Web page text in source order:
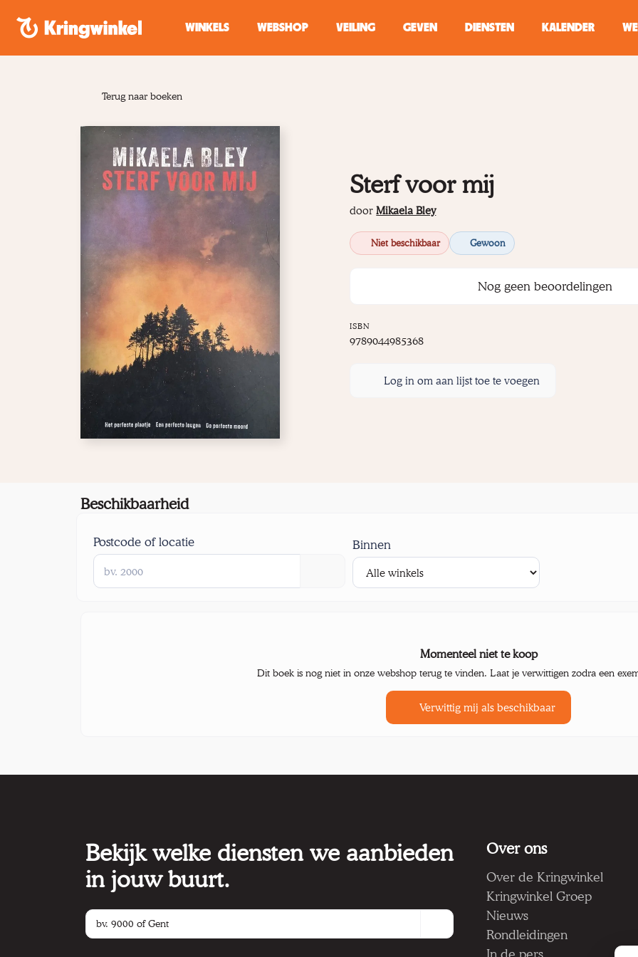
WINKELS
WEBSHOP VEILING GEVEN DIENSTEN KALENDER
Terug naar boeken
Sterf voor mij
doorMikaela Bley
Niet beschikbaar Gewoon
Nog geen beoordelingen
ISBN
9789044985368
Log in om aan lijst toe te voegen
Beschikbaarheid
Postcode of locatie Binnen
Momenteel niet te koop
Dit boek is nog niet in onze webshop terug te vinden. Laat je verwittigen zodra een
Verwittig mij als beschikbaar
Bekijk welke diensten we aanbieden
in jouw buurt.
Over ons
Over de Kringwinkel
Kringwinkel Groep
Nieuws
Rondleidingen
In de pers